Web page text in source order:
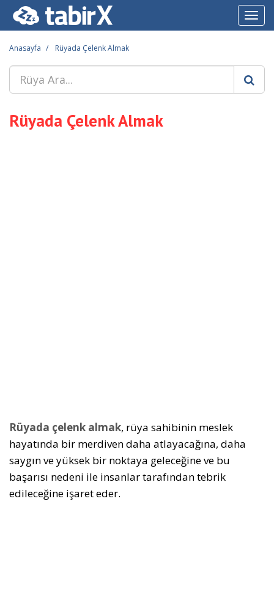
Anasayfa Rüyada Çelenk Almak
Rüyada Çelenk Almak
Rüyada çelenk almak, rüya sahibinin meslek
hayatında bir merdiven daha atlayacağına, daha
saygın ve yüksek bir noktaya geleceğine ve bu
başarısı nedeni ile insanlar tarafından tebrik
edileceğine işaret eder.